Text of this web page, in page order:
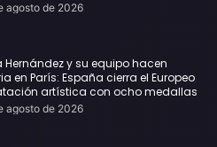
agosto de 2026
Hernández y su equipo hacen
en París: España cierra el Europeo
artística con ocho medallas
agosto de 2026